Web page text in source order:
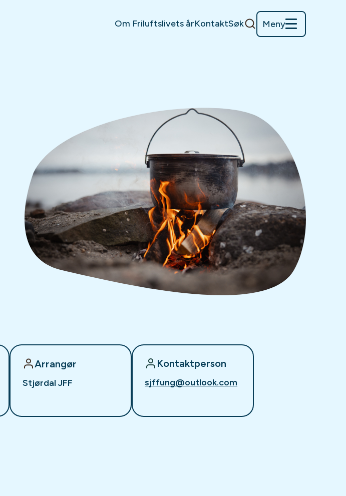
Om Friluftslivets årKontaktSøk Meny
Arrangør
Stjørdal JFF
Kontaktperson
sjffung@outlook.com